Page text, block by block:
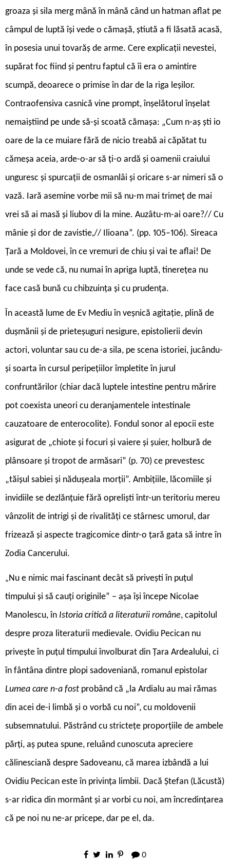
groaza și sila merg mână în mână când un hatman aflat pe
câmpul de luptă își vede o cămașă, știută a fi lăsată acasă,
în posesia unui tovarăș de arme. Cere explicații nevestei,
supărat foc fiind și pentru faptul că îi era o amintire
scumpă, deoarece o primise în dar de la riga leșilor.
Contraofensiva casnică vine prompt, înșelătorul înșelat
nemaiștiind pe unde să-și scoată cămașa: „Cum n-aș ști io
oare de la ce muiare fără de nicio treabă ai căpătat tu
cămeșa aceia, arde-o-ar să ți-o ardă și oamenii craiului
unguresc și spurcații de osmanlâi și oricare s-ar nimeri să o
vază. Iară asemine vorbe mii să nu-m mai trimeț de mai
vrei să ai masă și liubov di la mine. Auzâtu-m-ai oare?// Cu
mânie și dor de zavistie,// Ilioana”. (pp. 105–106). Sireaca
Țară a Moldovei, în ce vremuri de chiu și vai te aflai! De
unde se vede că, nu numai în apriga luptă, tinerețea nu
face casă bună cu chibzuința și cu prudența.
În această lume de Ev Mediu în veșnică agitație, plină de
dușmănii și de prieteșuguri nesigure, epistolierii devin
actori, voluntar sau cu de-a sila, pe scena istoriei, jucându-
și soarta în cursul peripețiilor împletite în jurul
confruntărilor (chiar dacă luptele intestine pentru mărire
pot coexista uneori cu deranjamentele intestinale
cauzatoare de enterocolite). Fondul sonor al epocii este
asigurat de „chiote și focuri și vaiere și șuier, holbură de
plânsoare și tropot de armăsari” (p. 70) ce prevestesc
„tăișul sabiei și nădușeala morții”. Ambițiile, lăcomiile și
invidiile se dezlănțuie fără opreliști într-un teritoriu mereu
vânzolit de intrigi și de rivalități ce stârnesc umorul, dar
frizează și aspecte tragicomice dintr-o țară gata să intre în
Zodia Cancerului.
„Nu e nimic mai fascinant decât să privești în puțul
timpului și să cauți originile” – așa își începe Nicolae
Manolescu, în Istoria critică a literaturii române, capitolul
despre proza literaturii medievale. Ovidiu Pecican nu
privește în puțul timpului învolburat din Țara Ardealului, ci
în fântâna dintre plopi sadoveniană, romanul epistolar
Lumea care n-a fost probând că „la Ardialu au mai rămas
din acei de-i limbă și o vorbă cu noi”, cu moldovenii
subsemnatului. Păstrând cu strictețe proporțiile de ambele
părți, aș putea spune, reluând cunoscuta apreciere
călinesciană despre Sadoveanu, că marea izbândă a lui
Ovidiu Pecican este în privința limbii. Dacă Ștefan (Lăcustă)
s-ar ridica din mormânt și ar vorbi cu noi, am încredințarea
că pe noi nu ne-ar pricepe, dar pe el, da.
0